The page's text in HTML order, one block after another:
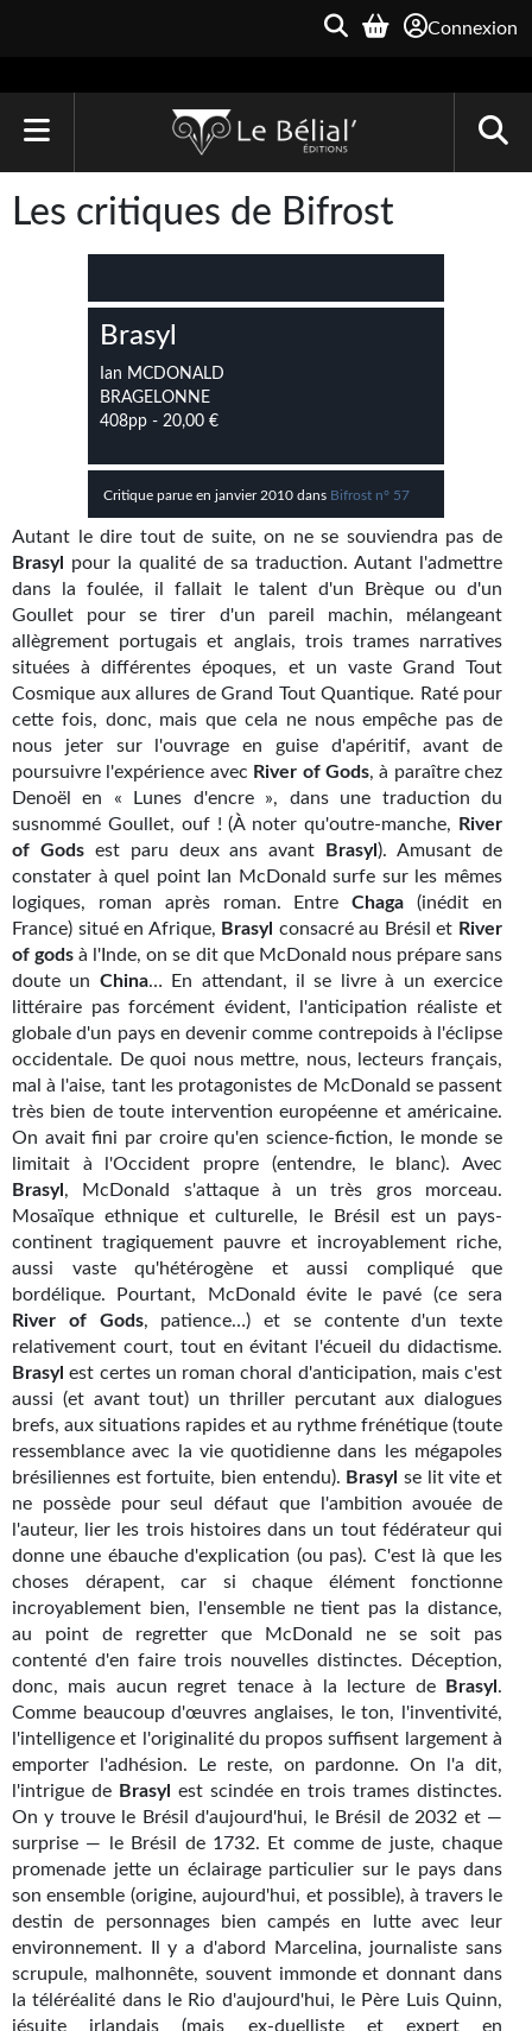
Connexion
Le Bélial'
Une Heure-Lumière
Archive du Futur
Quarante-Deux
Kvasar
Pulps
Wotan
Étoiles vives
Yellow Submarine
NUMÉRIQUE
Romans et recueils
Une Heure-Lumière
Nouvelles
Bifrost
Livres audio
Gratuit
Sans DRM
BIFROST
Tous les numéros
En numérique
S'abonner
Les critiques
Le blog
Le prix des lecteurs
GOODIES
Goodies Gotland
Tirages d’art Une Heure-Lumière
PLUS
À paraître
Revue de presse
Récompenses
Newsletter
Le Bélial' sur Youtube
LE BLOG BIFROST
Les critiques de Bifrost
Brasyl
Ian MCDONALD
BRAGELONNE
408pp - 20,00 €
Critique parue en janvier 2010 dans Bifrost n° 57
Autant le dire tout de suite, on ne se souviendra pas de
Brasyl
pour la qualité de sa traduction. Autant l'admettre
dans la foulée, il fallait le talent d'un Brèque ou d'un
Goullet pour se tirer d'un pareil machin, mélangeant
allègrement portugais et anglais, trois trames narratives
situées à différentes époques, et un vaste Grand Tout
Cosmique aux allures de Grand Tout Quantique. Raté pour
cette fois, donc, mais que cela ne nous empêche pas de
nous jeter sur l'ouvrage en guise d'apéritif, avant de
poursuivre l'expérience avec River of Gods, à paraître chez
Denoël en « Lunes d'encre », dans une traduction du
susnommé Goullet, ouf ! (À noter qu'outre-manche,
River
of Godsest paru deux ans avant Brasyl ). Amusant de
constater à quel point Ian McDonald surfe sur les mêmes
logiques, roman après roman. EntreChaga (inédit en
France) situé en Afrique, Brasyl consacré au Brésil et River
of gods à l'Inde, on se dit que McDonald nous prépare sans
doute un China… En attendant, il se livre à un exercice
littéraire pas forcément évident, l'anticipation réaliste et
globale d'un pays en devenir comme contrepoids à l'éclipse
occidentale. De quoi nous mettre, nous, lecteurs français,
mal à l'aise, tant les protagonistes de McDonald se passent
très bien de toute intervention européenne et américaine.
On avait fini par croire qu'en science-fiction, le monde se
limitait à l'Occident propre (entendre, le blanc). Avec
Brasyl , McDonald s'attaque à un très gros morceau.
Mosaïque ethnique et culturelle, le Brésil est un pays-
continent tragiquement pauvre et incroyablement riche,
aussi vaste qu'hétérogène et aussi compliqué que
bordélique. Pourtant, McDonald évite le pavé (ce sera
River of Gods, patience…) et se contente d'un texte
relativement court, tout en évitant l'écueil du didactisme.
Brasyl est certes un roman choral d'anticipation, mais c'est
aussi (et avant tout) un thriller percutant aux dialogues
brefs, aux situations rapides et au rythme frénétique (toute
ressemblance avec la vie quotidienne dans les mégapoles
brésiliennes est fortuite, bien entendu). Brasyl se lit vite et
ne possède pour seul défaut que l'ambition avouée de
l'auteur, lier les trois histoires dans un tout fédérateur qui
donne une ébauche d'explication (ou pas). C'est là que les
choses dérapent, car si chaque élément fonctionne
incroyablement bien, l'ensemble ne tient pas la distance,
au point de regretter que McDonald ne se soit pas
contenté d'en faire trois nouvelles distinctes. Déception,
donc, mais aucun regret tenace à la lecture de
Brasyl .
Comme beaucoup d'œuvres anglaises, le ton, l'inventivité,
l'intelligence et l'originalité du propos suffisent largement à
emporter l'adhésion. Le reste, on pardonne. On l'a dit,
l'intrigue de Brasyl est scindée en trois trames distinctes.
On y trouve le Brésil d'aujourd'hui, le Brésil de 2032 et —
surprise — le Brésil de 1732. Et comme de juste, chaque
promenade jette un éclairage particulier sur le pays dans
son ensemble (origine, aujourd'hui, et possible), à travers le
destin de personnages bien campés en lutte avec leur
environnement. Il y a d'abord Marcelina, journaliste sans
scrupule, malhonnête, souvent immonde et donnant dans
la téléréalité dans le Rio d'aujourd'hui, le Père Luis Quinn,
jésuite irlandais (mais ex-duelliste et expert en